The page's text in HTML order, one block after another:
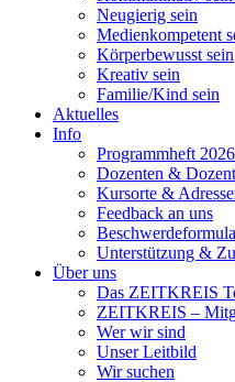
Neugierig sein
Medienkompetent
Körperbewusst sein
Kreativ sein
Familie/Kind sein
Aktuelles
Info
Programmheft
Dozenten &
Kursorte &
Feedback an uns
Unterstützung &
Über uns
Das ZEITKREIS
ZEITKREIS –
Wer wir sind
Unser Leitbild
Wir suchen